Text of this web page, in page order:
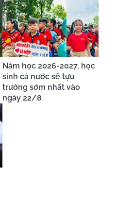
Năm học 2026-2027, học
sinh cả nước sẽ tựu
trường sớm nhất vào
ngày 22/8